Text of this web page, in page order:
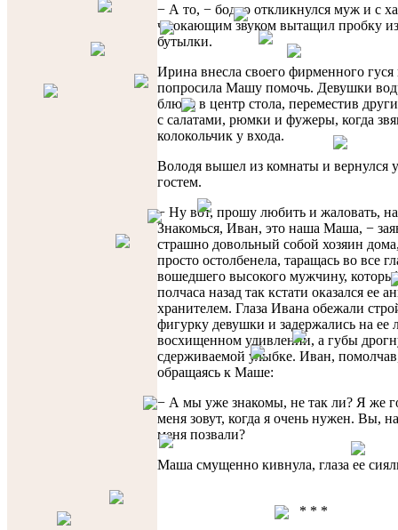
− А то, − бодро откликнулся муж и с
чмокающим звуком вытащил пробку
бутылки.
Ирина внесла своего фирменного
попросила Машу помочь. Девушки
блюдо в центр стола, переместив
с салатами, рюмки и фужеры, когда
колокольчик у входа.
Володя вышел из комнаты и вернулся
гостем.
− Ну вот, прошу любить и жаловать,
Знакомься, Иван, это наша Маша, −
страшно довольный собой хозяин
просто остолбенела, таращась во все
вошедшего высокого мужчину,
полчаса назад так кстати оказался ее
хранителем. Глаза Ивана обежали
фигурку девушки и задержались на ее
восхищенном удивлении, а губы
сдерживаемой улыбке. Иван,
обращаясь к Маше:
− А мы уже знакомы, не так ли? Я же
меня зовут, когда я очень нужен. Вы,
меня позвали?
Маша смущенно кивнула, глаза ее
* * *